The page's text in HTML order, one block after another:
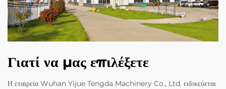
Γιατί να μας επιλέξετε
Η εταιρεία Wuhan Yijue Tengda Machinery Co., Ltd. ειδικεύεται